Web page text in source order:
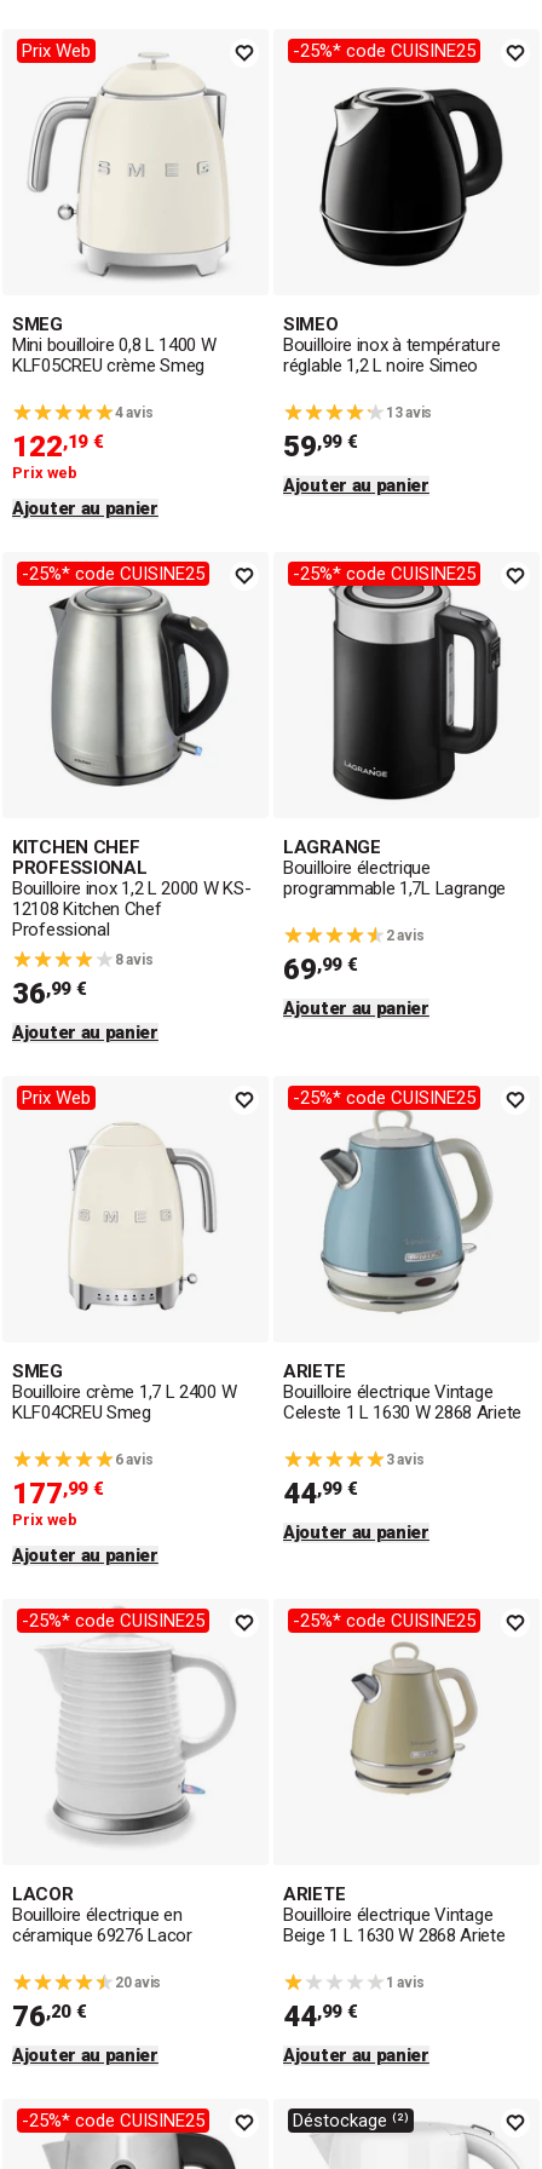
Prix Web
SMEG
Mini bouilloire 0,8 L 1400 W
KLF05CREU crème Smeg
4 avis
122,19 €
Prix web
Ajouter au panier
-25%* code CUISINE25
SIMEO
Bouilloire inox à température
réglable 1,2 L noire Simeo
13 avis
59,99 €
Ajouter au panier
-25%* code CUISINE25
KITCHEN CHEF
PROFESSIONAL
Bouilloire inox 1,2 L 2000 W KS-
12108 Kitchen Chef
Professional
8 avis
36,99 €
Ajouter au panier
-25%* code CUISINE25
LAGRANGE
Bouilloire électrique
programmable 1,7L Lagrange
2 avis
69,99 €
Ajouter au panier
Prix Web
SMEG
Bouilloire crème 1,7 L 2400 W
KLF04CREU Smeg
6 avis
177,99 €
Prix web
Ajouter au panier
-25%* code CUISINE25
ARIETE
Bouilloire électrique Vintage
Celeste 1 L 1630 W 2868 Ariete
3 avis
44,99 €
Ajouter au panier
-25%* code CUISINE25
LACOR
Bouilloire électrique en
céramique 69276 Lacor
20 avis
76,20 €
Ajouter au panier
-25%* code CUISINE25
ARIETE
Bouilloire électrique Vintage
Beige 1 L 1630 W 2868 Ariete
1 avis
44,99 €
Ajouter au panier
-25%* code CUISINE25 Déstockage ⁽²⁾